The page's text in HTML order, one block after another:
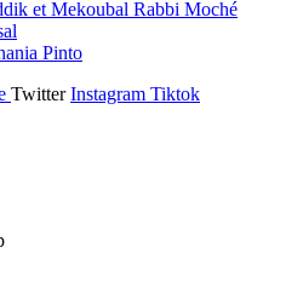
et Mekoubal Rabbi Moché
Pinto
Twitter Instagram Tiktok